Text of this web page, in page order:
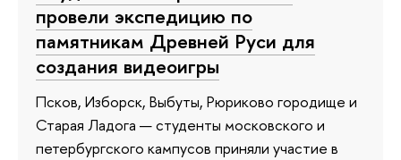
провели экспедицию по
памятникам Древней Руси для
создания видеоигры
Псков, Изборск, Выбуты, Рюриково городище и
Старая Ладога — студенты московского и
петербургского кампусов приняли участие в